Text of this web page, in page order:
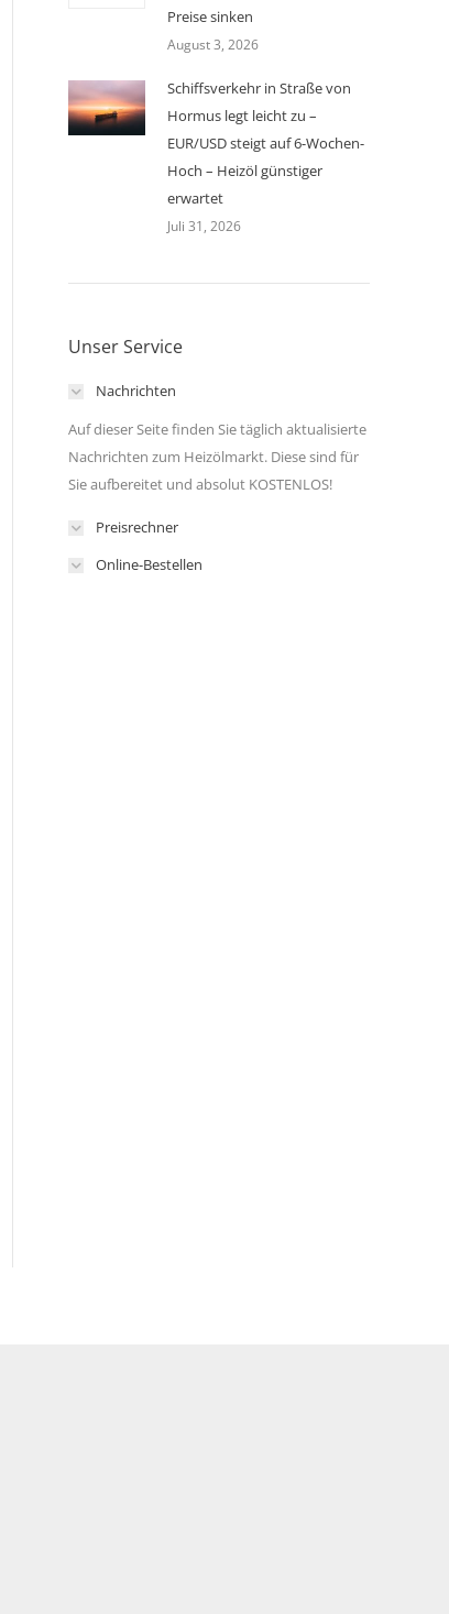
Preise sinken
August 3, 2026
Schiffsverkehr in Straße von
Hormus legt leicht zu –
EUR/USD steigt auf 6-Wochen-
Hoch – Heizöl günstiger
erwartet
Juli 31, 2026
Unser Service
Nachrichten
Auf dieser Seite finden Sie täglich aktualisierte
Nachrichten zum Heizölmarkt. Diese sind für
Sie aufbereitet und absolut KOSTENLOS!
Preisrechner
Online-Bestellen